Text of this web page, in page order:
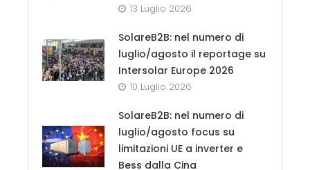
13 Luglio 2026
SolareB2B: nel numero di
luglio/agosto il reportage su
Intersolar Europe 2026
10 Luglio 2026
SolareB2B: nel numero di
luglio/agosto focus su
limitazioni UE a inverter e
Bess dalla Cina